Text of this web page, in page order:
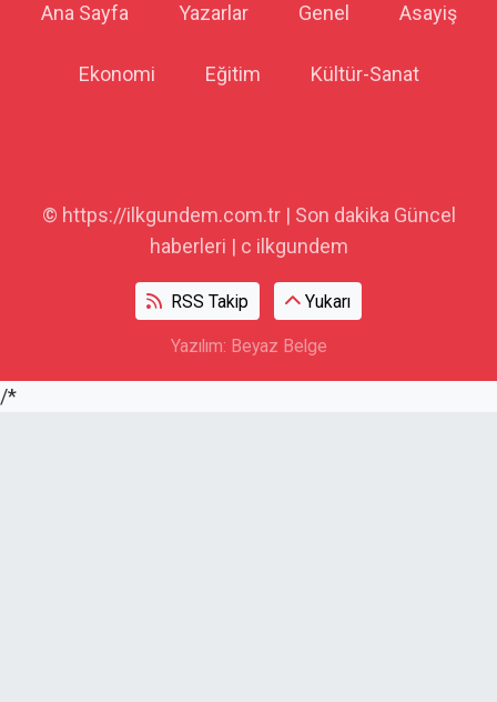
Ana Sayfa Yazarlar Genel Asayiş
Ekonomi Eğitim Kültür-Sanat
© https://ilkgundem.com.tr | Son dakika Güncel
haberleri | c ilkgundem
RSS Takip Yukarı
Yazılım: Beyaz Belge
/*